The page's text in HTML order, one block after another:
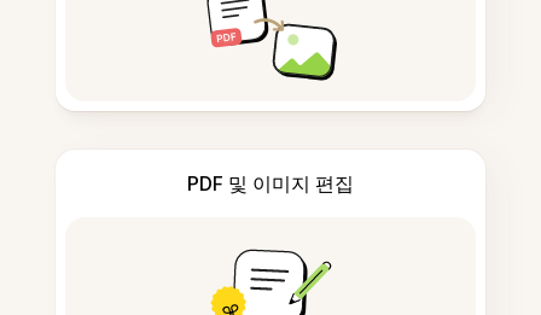
PDF 및 이미지 편집